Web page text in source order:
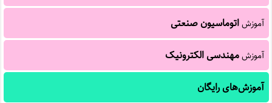
آموزشاتوماسیون صنعتی
آموزشمهندسی الکترونیک
آموزش‌های رایگان